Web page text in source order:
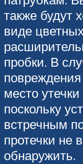
также будут
виде
пробки. В
место
поскольку
встречным
протечки не
обнаружить.